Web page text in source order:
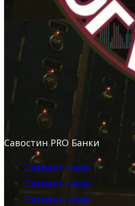
Савостин PRO Банки
Элемент меню
Элемент меню
Элемент меню